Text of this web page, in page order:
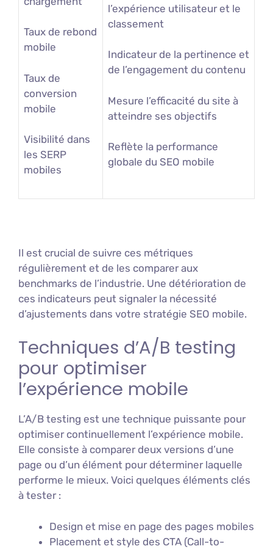
Taux de rebond
mobile
Taux de
conversion
mobile
Visibilité dans
les SERP
mobiles
l’expérience utilisateur et le
classement
Indicateur de la pertinence et
de l’engagement du contenu
Mesure l’efficacité du site à
atteindre ses objectifs
Reflète la performance
globale du SEO mobile
Il est crucial de suivre ces métriques
régulièrement et de les comparer aux
benchmarks de l’industrie. Une détérioration de
ces indicateurs peut signaler la nécessité
d’ajustements dans votre stratégie SEO mobile.
Techniques d’A/B testing
pour optimiser
l’expérience mobile
L’A/B testing est une technique puissante pour
optimiser continuellement l’expérience mobile.
Elle consiste à comparer deux versions d’une
page ou d’un élément pour déterminer laquelle
performe le mieux. Voici quelques éléments clés
à tester :
Design et mise en page des pages mobiles
Placement et style des CTA (Call-to-